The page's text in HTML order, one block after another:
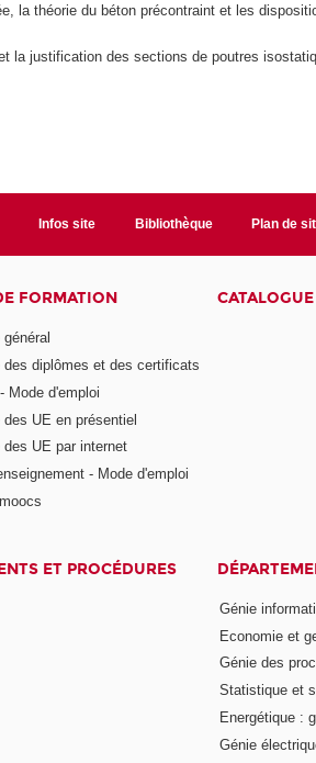
la théorie du béton précontraint et les
la justification des sections de poutres
Infos site Bibliothèque Plan de
FORMATION
des diplômes et des certificats
Mode d'emploi
des UE en présentiel
des UE par internet
- Mode d'emploi
ET PROCÉDURES
Génie
Economie et
Génie des
Statistique et
Energétique :
Génie